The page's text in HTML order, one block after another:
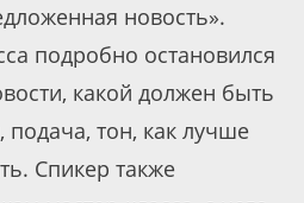
новость».
подробно остановился
какой должен быть
тон, как лучше
Спикер также